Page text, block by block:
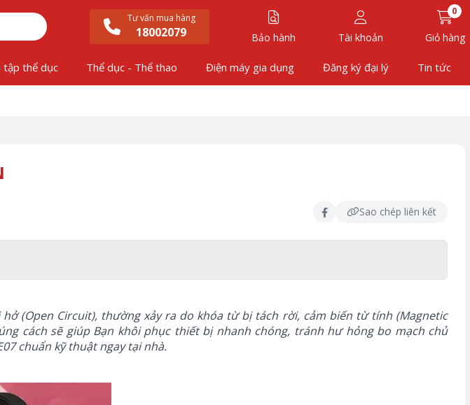
Tư vấn mua hàng
18002079 Bảo hành Tài khoản
0
Giỏ hàng
tập thể dục Thể dục - Thể thao Điện máy gia dụng Đăng ký đại lý Tin tức
Sao chép liên kết
(Open Circuit), thường xảy ra do khóa từ bị tách rời, cảm biến từ tính (Magnetic
cách sẽ giúp Bạn khôi phục thiết bị nhanh chóng, tránh hư hỏng bo mạch chủ
chuẩn kỹ thuật ngay tại nhà.